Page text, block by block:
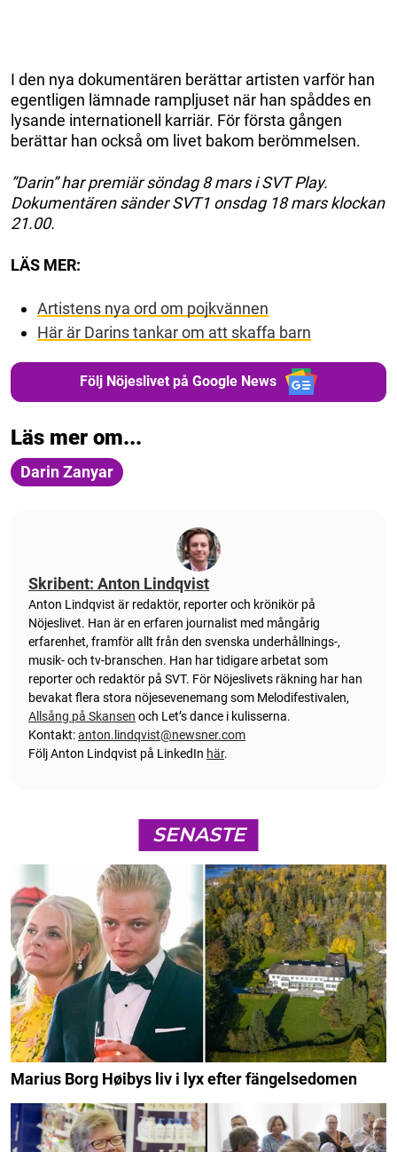
I den nya dokumentären berättar artisten varför han
egentligen lämnade rampljuset när han spåddes en
lysande internationell karriär. För första gången
berättar han också om livet bakom berömmelsen.
”Darin” har premiär söndag 8 mars i SVT Play.
Dokumentären sänder SVT1 onsdag 18 mars klockan
21.00.
LÄS MER:
Artistens nya ord om pojkvännen
Här är Darins tankar om att skaffa barn
Följ Nöjeslivet på Google News
Läs mer om...
Darin Zanyar
Skribent: Anton Lindqvist
Anton Lindqvist är redaktör, reporter och krönikör på
Nöjeslivet. Han är en erfaren journalist med mångårig
erfarenhet, framför allt från den svenska underhållnings-,
musik- och tv-branschen. Han har tidigare arbetat som
reporter och redaktör på SVT. För Nöjeslivets räkning har han
bevakat flera stora nöjesevenemang som Melodifestivalen,
Allsång på Skansen och Let’s dance i kulisserna.
Kontakt:anton.lindqvist@newsner.com
Följ Anton Lindqvist på LinkedIn här.
SENASTE
Marius Borg Høibys liv i lyx efter fängelsedomen